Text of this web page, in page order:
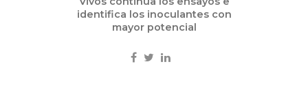
identifica los inoculantes con
mayor potencial